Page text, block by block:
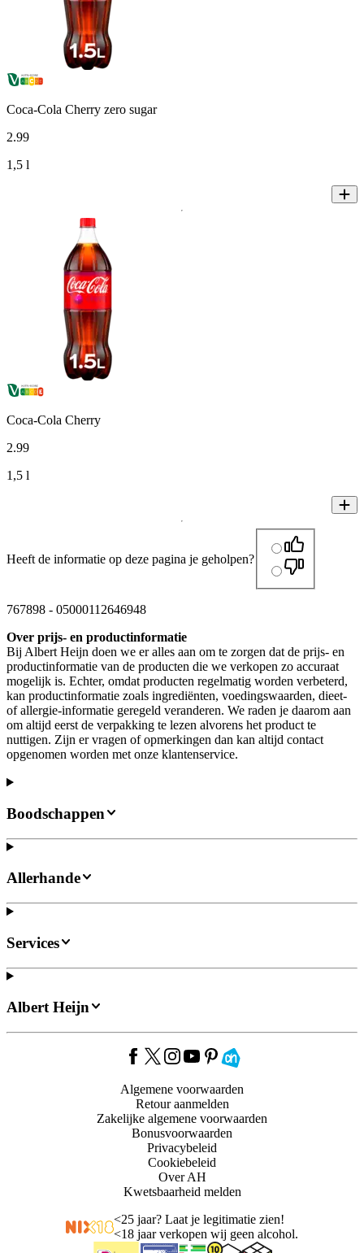
Coca-Cola Cherry zero sugar
2.99
1,5 l
Coca-Cola Cherry
2.99
1,5 l
Heeft de informatie op deze pagina je geholpen?
767898 - 05000112646948
Over prijs- en productinformatie
Bij Albert Heijn doen we er alles aan om te zorgen dat de prijs- en
productinformatie van de producten die we verkopen zo accuraat
mogelijk is. Echter, omdat producten regelmatig worden verbeterd,
kan productinformatie zoals ingrediënten, voedingswaarden, dieet-
of allergie-informatie geregeld veranderen. We raden je daarom aan
om altijd eerst de verpakking te lezen alvorens het product te
nuttigen. Zijn er vragen of opmerkingen dan kan altijd contact
opgenomen worden met onze klantenservice.
Boodschappen
Allerhande
Services
Albert Heijn
Algemene voorwaarden
Retour aanmelden
Zakelijke algemene voorwaarden
Bonusvoorwaarden
Privacybeleid
Cookiebeleid
Over AH
Kwetsbaarheid melden
<25 jaar? Laat je legitimatie zien!
<18 jaar verkopen wij geen alcohol.